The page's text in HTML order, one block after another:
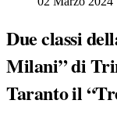
Due classi
Milani” di
Taranto il